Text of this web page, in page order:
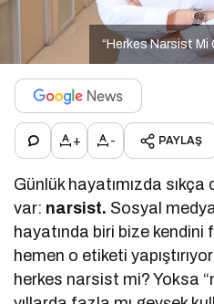
“Herkes Narsist Mi
+ - PAYLAŞ
Günlük hayatımızda
var: narsist. Sosyal
hayatında biri bize
hemen o etiketi
herkes narsist mi? Yoksa